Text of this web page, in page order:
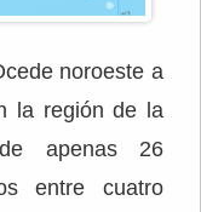
noroeste a
la región de la
apenas 26
entre cuatro